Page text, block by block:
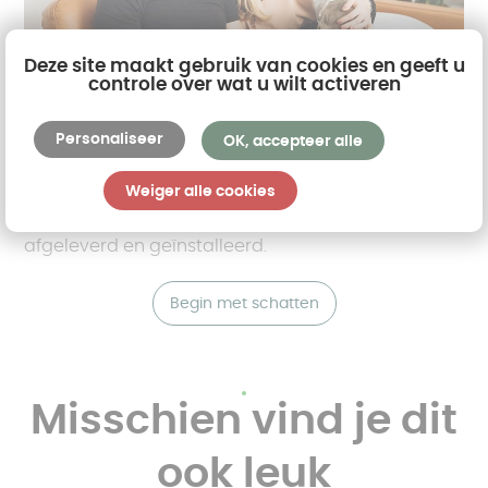
project. Na het selecteren van de vorm, het
oppervlak, het gebruik en de gewenste opties,
berekent onze robot automatisch een prijsopgave
afgeleverd en geïnstalleerd.
Begin met schatten
Misschien vind je dit
ook leuk
Deze site maakt gebruik van cookies en geeft u
controle over wat u wilt activeren
OK, accepteer alle
Weiger alle cookies
Personaliseer